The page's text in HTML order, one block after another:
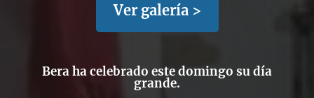
Ver galería >
Bera ha celebrado este domingo su día
grande.